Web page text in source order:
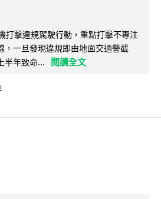
打擊違規駕駛行動，重點打擊不專注
，一旦發現違規即由地面交通警截
半年致命...
閱讀全文